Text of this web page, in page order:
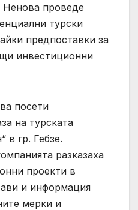
проведе
турски
предпоставки за
инвестиционни
посети
на турската
в гр. Гебзе.
разказаха
проекти в
и информация
мерки и